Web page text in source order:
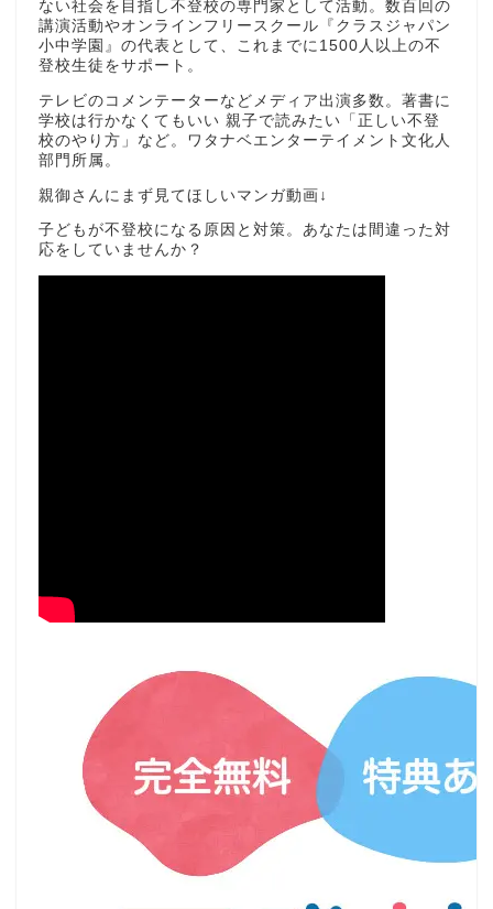
ない社会を目指し不登校の専門家として活動。数百回の
講演活動やオンラインフリースクール『クラスジャパン
小中学園』の代表として、これまでに1500人以上の不
登校生徒をサポート。
テレビのコメンテーターなどメディア出演多数。著書に
学校は行かなくてもいい 親子で読みたい「正しい不登
校のやり方」など。ワタナベエンターテイメント文化人
部門所属。
親御さんにまず見てほしいマンガ動画↓
子どもが不登校になる原因と対策。あなたは間違った対
応をしていませんか？